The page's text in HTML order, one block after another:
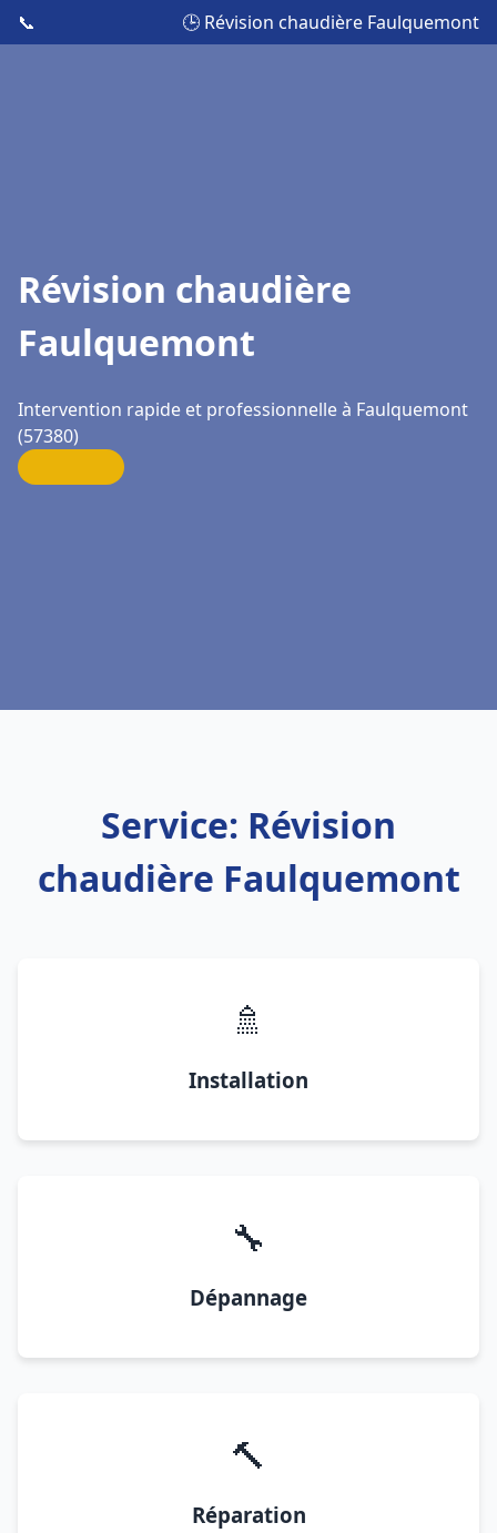
📞 🕒 Révision chaudière Faulquemont
Révision chaudière
Faulquemont
Intervention rapide et professionnelle à Faulquemont
(57380)
Service: Révision
chaudière Faulquemont
🚿
Installation
🔧
Dépannage
🔨
Réparation